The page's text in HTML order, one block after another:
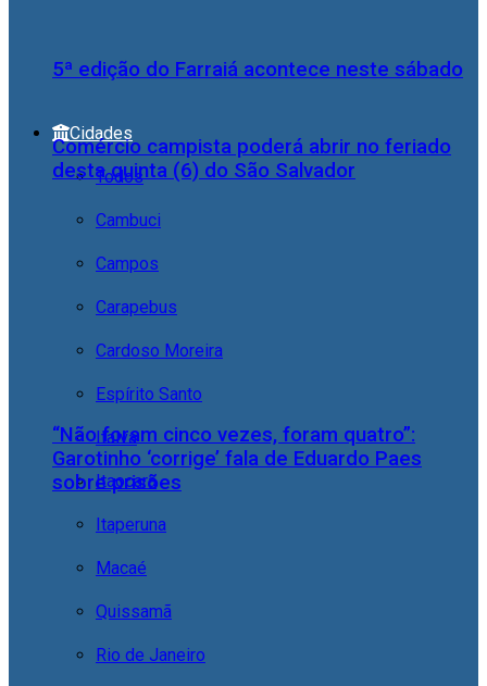
5ª edição do Farraiá acontece neste sábado
Cidades
Todos
Cambuci
Campos
Carapebus
Cardoso Moreira
Espírito Santo
Italva
Itaocara
Itaperuna
Macaé
Quissamã
Rio de Janeiro
Comércio campista poderá abrir no feriado
desta quinta (6) do São Salvador
“Não foram cinco vezes, foram quatro”:
Garotinho ‘corrige’ fala de Eduardo Paes
sobre prisões